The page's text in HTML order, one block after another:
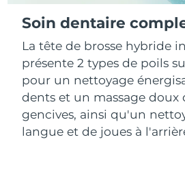
Soin dentaire
La tête de brosse hybride
présente 2 types de poils
pour un nettoyage
dents et un massage doux
gencives, ainsi qu'un
langue et de joues à
R.A.S. chinoise de
Macao
Malaisie
Malte
Mexique